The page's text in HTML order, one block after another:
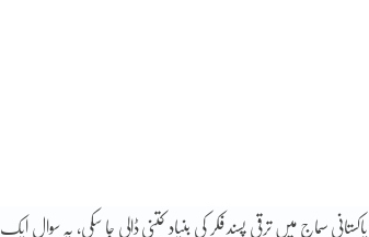
پاکستانی سماج میں ترقی پسند فکر کی بنیاد کتنی ڈالی جا سکی، یہ سوال ایک